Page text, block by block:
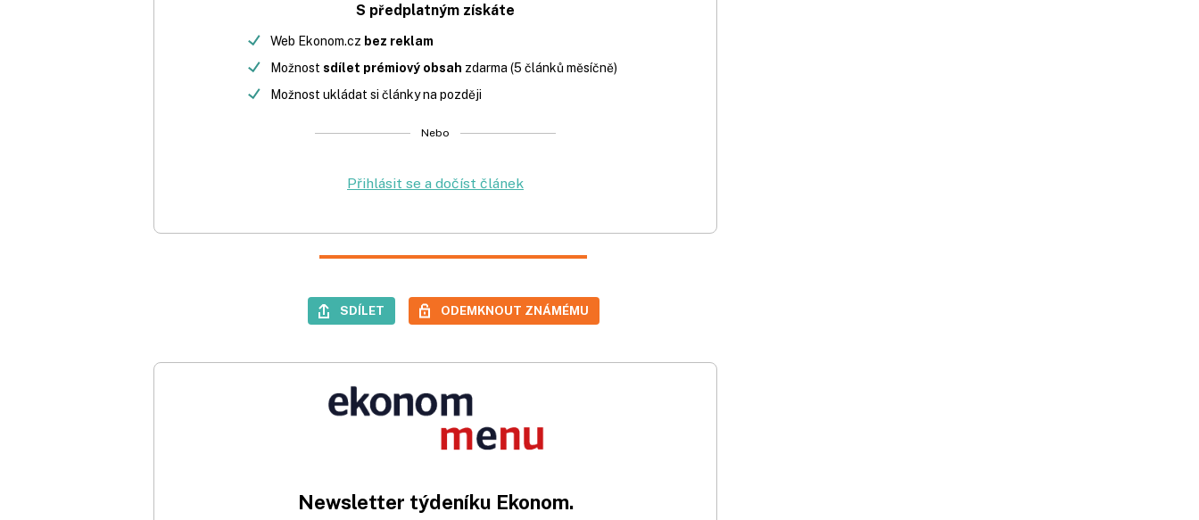
S předplatným získáte
Web Ekonom.cz bez reklam
Možnost sdílet prémiový obsah zdarma (5 článků měsíčně)
Možnost ukládat si články na později
Nebo
Přihlásit se a dočíst článek
SDÍLET ODEMKNOUT ZNÁMÉMU
Newsletter týdeníku Ekonom.